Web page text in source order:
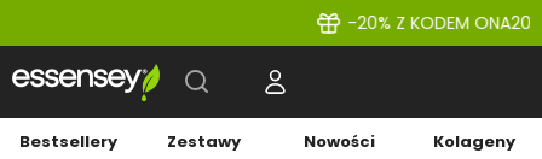
-20% Z KODEM ONA20 JESZCZE TYLKO
Bestsellery Zestawy Nowości Kolageny